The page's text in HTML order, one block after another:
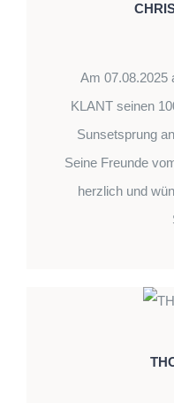
Am 07.08.2025
KLANT seinen
Sunsetsprung
Seine Freunde
herzlich und